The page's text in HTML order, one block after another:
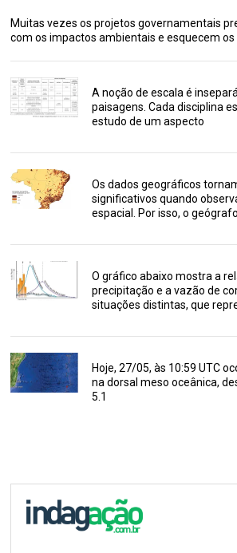
Muitas vezes os projetos governamentais
com os impactos ambientais e esquecem
A noção de escala é
paisagens. Cada disciplina
estudo de um aspecto
Os dados geográficos
significativos quando
espacial. Por isso, o geógrafo
O gráfico abaixo mostra a
precipitação e a vazão de
situações distintas, que
Hoje, 27/05, às 10:59 UTC
na dorsal meso oceânica,
5.1